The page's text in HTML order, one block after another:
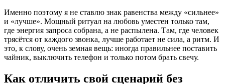
Именно поэтому я не ставлю знак равенства между «сильнее»
и «лучше». Мощный ритуал на любовь уместен только там,
где энергия запроса собрана, а не распылена. Там, где человек
трясётся от каждого звонка, лучше работает не сила, а ритм. И
это, к слову, очень земная вещь: иногда правильнее поставить
чайник, выключить телефон и только потом брать свечу.
Как отличить свой сценарий без